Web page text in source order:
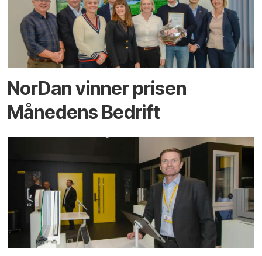
NorDan vinner prisen
Månedens Bedrift